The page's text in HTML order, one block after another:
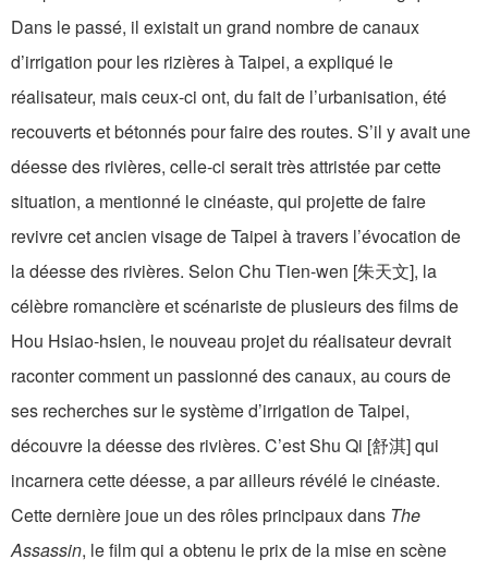
Dans le passé, il existait un grand nombre de canaux
d’irrigation pour les rizières à Taipei, a expliqué le
réalisateur, mais ceux-ci ont, du fait de l’urbanisation, été
recouverts et bétonnés pour faire des routes. S’il y avait une
déesse des rivières, celle-ci serait très attristée par cette
situation, a mentionné le cinéaste, qui projette de faire
revivre cet ancien visage de Taipei à travers l’évocation de
la déesse des rivières. Selon Chu Tien-wen [朱天文], la
célèbre romancière et scénariste de plusieurs des films de
Hou Hsiao-hsien, le nouveau projet du réalisateur devrait
raconter comment un passionné des canaux, au cours de
ses recherches sur le système d’irrigation de Taipei,
découvre la déesse des rivières. C’est Shu Qi [舒淇] qui
incarnera cette déesse, a par ailleurs révélé le cinéaste.
Cette dernière joue un des rôles principaux dans The
Assassin, le film qui a obtenu le prix de la mise en scène